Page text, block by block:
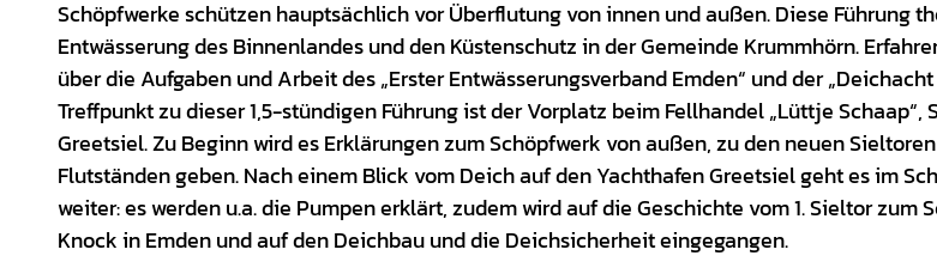
Schöpfwerke schützen hauptsächlich vor Überflutung von innen und außen. Diese Führung
Entwässerung des Binnenlandes und den Küstenschutz in der Gemeinde Krummhörn.
über die Aufgaben und Arbeit des „Erster Entwässerungsverband Emden“ und der
Treffpunkt zu dieser 1,5-stündigen Führung ist der Vorplatz beim Fellhandel „Lüttje Schaap“,
Greetsiel. Zu Beginn wird es Erklärungen zum Schöpfwerk von außen, zu den neuen
Flutständen geben. Nach einem Blick vom Deich auf den Yachthafen Greetsiel geht es im
weiter: es werden u.a. die Pumpen erklärt, zudem wird auf die Geschichte vom 1. Sieltor zum
Knock in Emden und auf den Deichbau und die Deichsicherheit eingegangen.